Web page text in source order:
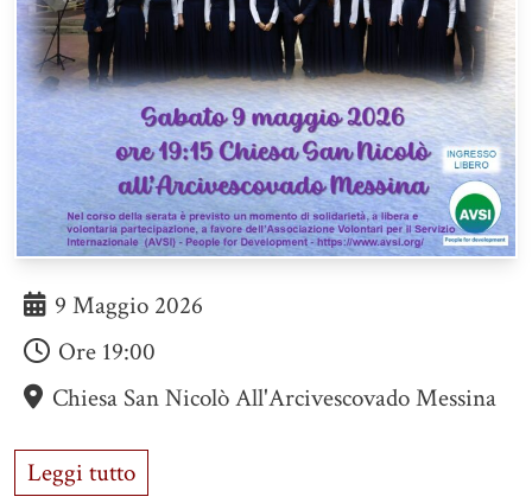
9 Maggio 2026
Ore 19:00
Chiesa San Nicolò All'Arcivescovado Messina
Leggi tutto